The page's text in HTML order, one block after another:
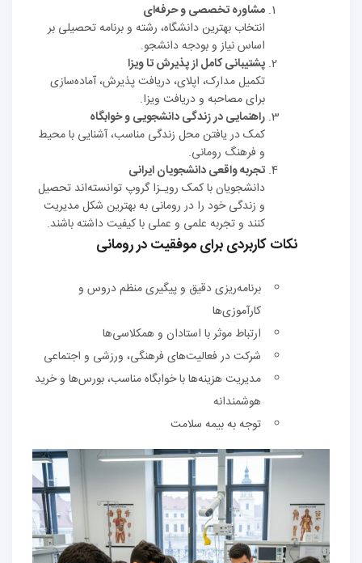
مشاوره تخصصی و حرفه‌ای
انتخاب بهترین دانشگاه، رشته و برنامه تحصیلی بر
اساس نیاز و بودجه دانشجو.
پشتیبانی کامل از پذیرش تا ویزا
تکمیل مدارک، اپلای، دریافت پذیرش، آماده‌سازی
برای مصاحبه و دریافت ویزا.
راهنمایی در زندگی دانشجویی و خوابگاه
کمک در یافتن محل زندگی مناسب، آشنایی با محیط
و فرهنگ رومانی.
تجربه واقعی دانشجویان ایرانی
دانشجویان با کمک رویـزا گروپ توانسته‌اند تحصیل
و زندگی خود را در رومانی به بهترین شکل مدیریت
کنند و تجربه علمی و عملی با کیفیت داشته باشند.
نکات کاربردی برای موفقیت در رومانی
برنامه‌ریزی دقیق و پیگیری منظم دروس و
کارآموزی‌ها
ارتباط موثر با استادان و همکلاسی‌ها
شرکت در فعالیت‌های فرهنگی، ورزشی و اجتماعی
مدیریت هزینه‌ها با خوابگاه مناسب، بورس‌ها و خرید
هوشمندانه
توجه به بیمه سلامت